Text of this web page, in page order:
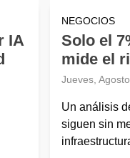
IA
NEGOCIOS
Solo el
mide el
Jueves,
Un análisis
siguen sin